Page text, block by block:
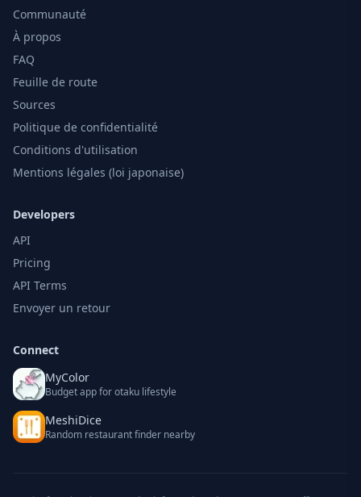
Communauté
À propos
FAQ
Feuille de route
Sources
Politique de confidentialité
Conditions d'utilisation
Mentions légales (loi japonaise)
Developers
API
Pricing
API Terms
Envoyer un retour
Connect
MyColor
Budget app for otaku lifestyle
MeshiDice
Random restaurant finder nearby